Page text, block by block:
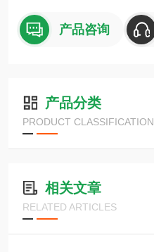
产品咨询
产品分类
PRODUCT CLASSIFICATION
相关文章
RELATED ARTICLES